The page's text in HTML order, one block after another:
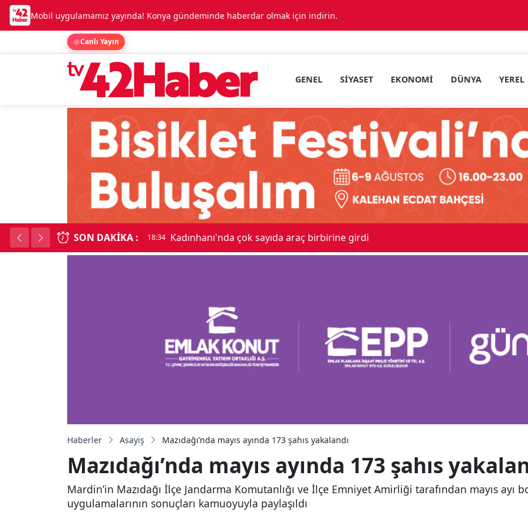
Mobil uygulamamız yayında! Konya gündeminde haberdar olmak için indirin.
Canlı Yayın
GENEL SIYASET EKONOMI DÜNYA YEREL
SON DAKIKA : 18:34 Kadınhanı'nda çok sayıda araç birbirine girdi
Haberler Asayiş Mazıdağı’nda mayıs ayında 173 şahıs yakalandı
Mazıdağı’nda mayıs ayında 173 şahıs
Mardin’in Mazıdağı İlçe Jandarma Komutanlığı ve İlçe Emniyet Amirliği tarafından mayıs
uygulamalarının sonuçları kamuoyuyla paylaşıldı